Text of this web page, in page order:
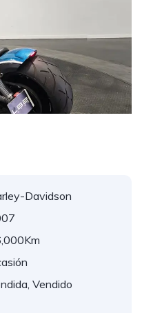
Davidson
Vendido